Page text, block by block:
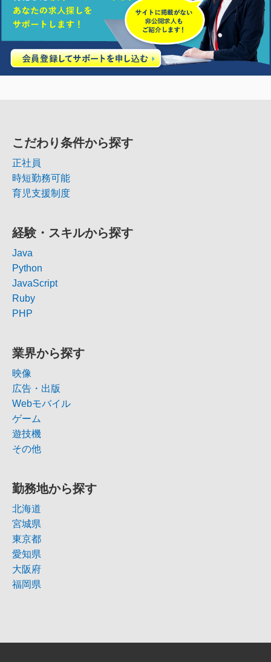
こだわり条件から探す
正社員
時短勤務可能
育児支援制度
経験・スキルから探す
Java
Python
JavaScript
Ruby
PHP
業界から探す
映像
広告・出版
Webモバイル
ゲーム
遊技機
その他
勤務地から探す
北海道
宮城県
東京都
愛知県
大阪府
福岡県